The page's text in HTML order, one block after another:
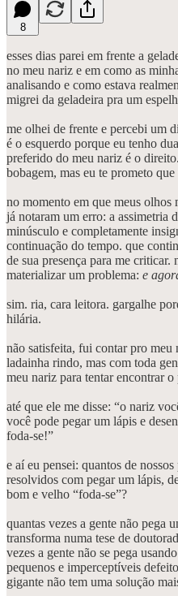
8
esses dias parei em frente a
no meu nariz e em como as
analisando e como estava
migrei da geladeira pra um
me olhei de frente e percebi um
é o esquerdo porque eu tenho
preferido do meu nariz é o
bobagem, mas eu te prometo
no momento em que meus
já notaram um erro: a assimetria
minúsculo e completamente
continuação do tempo. que
de sua presença para me criticar.
materializar um problema: e
sim. ria, cara leitora. gargalhe
hilária.
não satisfeita, fui contar pro meu
ladainha rindo, mas com toda
meu nariz para tentar encontrar o
até que ele me disse: “o nariz
você pode pegar um lápis e
foda-se!”
e aí eu pensei: quantos de
resolvidos com pegar um lápis,
bom e velho “foda-se”?
quantas vezes a gente não pega
transforma numa tese de
vezes a gente não se pega
pequenos e imperceptíveis
gigante não tem uma solução